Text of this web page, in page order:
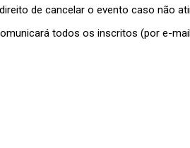
de cancelar o evento caso não
todos os inscritos (por e-